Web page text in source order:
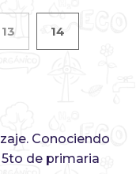
13 14
Conociendo
de primaria